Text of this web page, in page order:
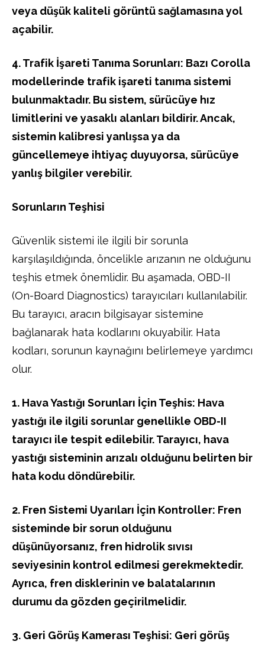
veya düşük kaliteli görüntü sağlamasına yol
açabilir.
4. Trafik İşareti Tanıma Sorunları: Bazı Corolla
modellerinde trafik işareti tanıma sistemi
bulunmaktadır. Bu sistem, sürücüye hız
limitlerini ve yasaklı alanları bildirir. Ancak,
sistemin kalibresi yanlışsa ya da
güncellemeye ihtiyaç duyuyorsa, sürücüye
yanlış bilgiler verebilir.
Sorunların Teşhisi
Güvenlik sistemi ile ilgili bir sorunla
karşılaşıldığında, öncelikle arızanın ne olduğunu
teşhis etmek önemlidir. Bu aşamada, OBD-II
(On-Board Diagnostics) tarayıcıları kullanılabilir.
Bu tarayıcı, aracın bilgisayar sistemine
bağlanarak hata kodlarını okuyabilir. Hata
kodları, sorunun kaynağını belirlemeye yardımcı
olur.
1. Hava Yastığı Sorunları İçin Teşhis: Hava
yastığı ile ilgili sorunlar genellikle OBD-II
tarayıcı ile tespit edilebilir. Tarayıcı, hava
yastığı sisteminin arızalı olduğunu belirten bir
hata kodu döndürebilir.
2. Fren Sistemi Uyarıları İçin Kontroller: Fren
sisteminde bir sorun olduğunu
düşünüyorsanız, fren hidrolik sıvısı
seviyesinin kontrol edilmesi gerekmektedir.
Ayrıca, fren disklerinin ve balatalarının
durumu da gözden geçirilmelidir.
3. Geri Görüş Kamerası Teşhisi: Geri görüş